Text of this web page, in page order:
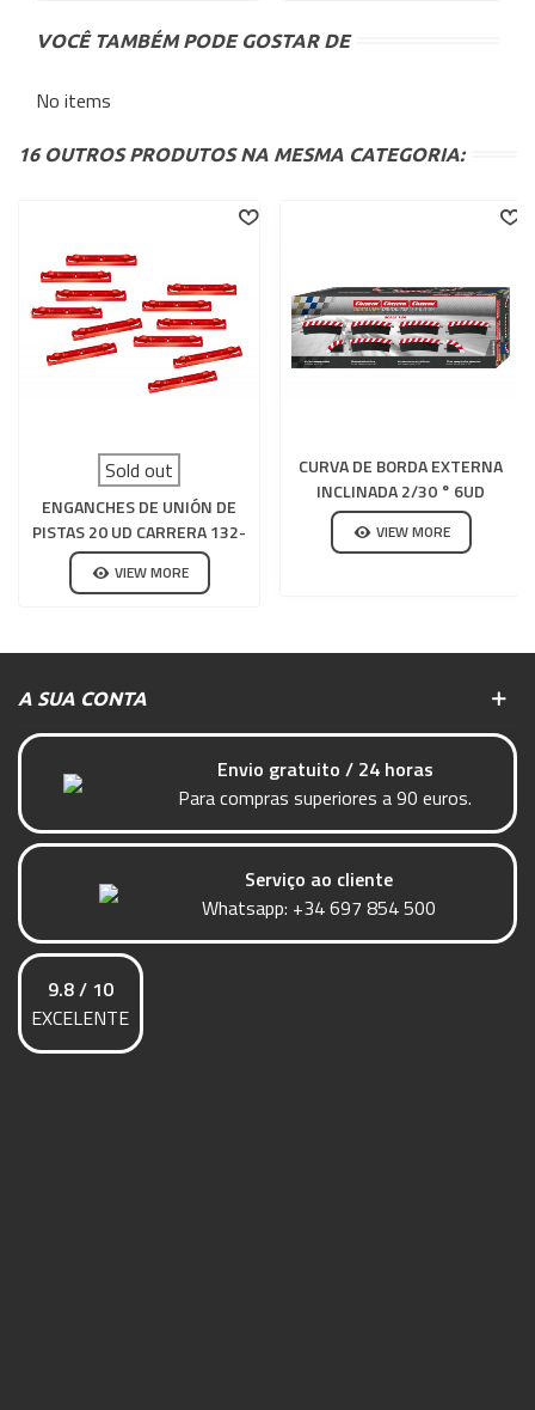
VOCÊ TAMBÉM PODE GOSTAR DE
No items
16 OUTROS PRODUTOS NA MESMA CATEGORIA:
Sold out
ENGANCHES DE UNIÓN DE
PISTAS 20 UD CARRERA 132-
124
VIEW MORE
CURVA DE BORDA EXTERNA
INCLINADA 2/30 ° 6UD
CARRERA 132-124
VIEW MORE
A SUA CONTA
Envio gratuito / 24 horas
Para compras superiores a 90 euros.
Serviço ao cliente
Whatsapp: +34 697 854 500
9.8 / 10
EXCELENTE